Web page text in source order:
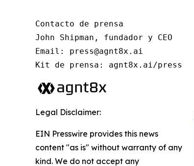
Contacto de prensa
John Shipman, fundador y CEO
Email: press@agnt8x.ai
Kit de prensa: agnt8x.ai/press
Legal Disclaimer:
EIN Presswire provides this news
content "as is" without warranty of any
kind. We do not accept any